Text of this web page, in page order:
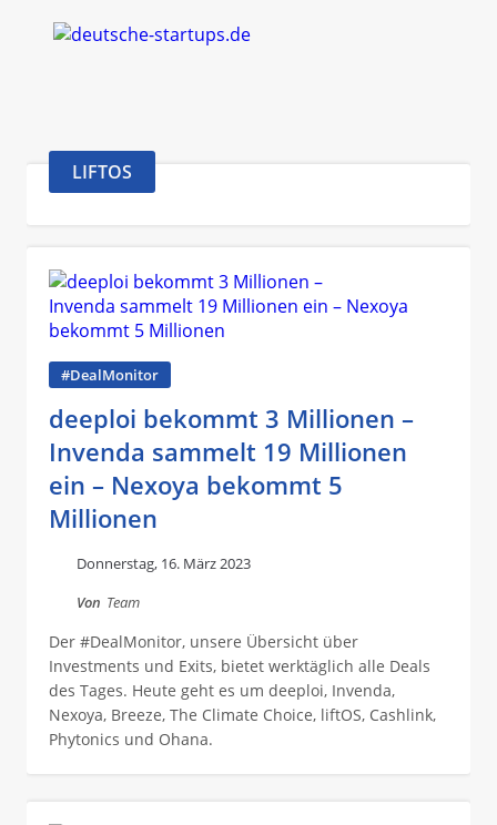
LIFTOS
#DealMonitor
deeploi bekommt 3 Millionen –
Invenda sammelt 19 Millionen
ein – Nexoya bekommt 5
Millionen
Donnerstag, 16. März 2023
Von Team
Der #DealMonitor, unsere Übersicht über
Investments und Exits, bietet werktäglich alle Deals
des Tages. Heute geht es um deeploi, Invenda,
Nexoya, Breeze, The Climate Choice, liftOS, Cashlink,
Phytonics und Ohana.